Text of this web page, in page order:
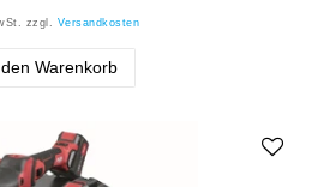
zzgl. Versandkosten
Warenkorb